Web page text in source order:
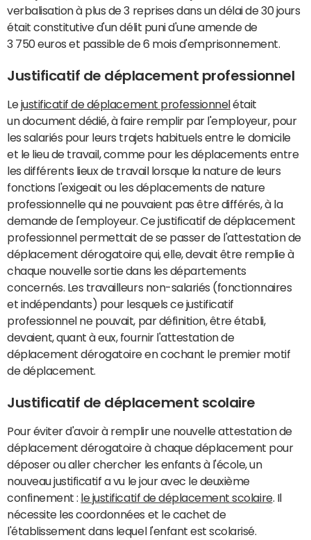
verbalisation à plus de 3 reprises dans un délai de 30 jours
était constitutive d'un délit puni d'une amende de
3 750 euros et passible de 6 mois d'emprisonnement.
Justificatif de déplacement professionnel
Lejustificatif de déplacement professionnel était
un document dédié, à faire remplir par l'employeur, pour
les salariés pour leurs trajets habituels entre le domicile
et le lieu de travail, comme pour les déplacements entre
les différents lieux de travail lorsque la nature de leurs
fonctions l'exigeait ou les déplacements de nature
professionnelle qui ne pouvaient pas être différés, à la
demande de l'employeur. Ce justificatif de déplacement
professionnel permettait de se passer de l'attestation de
déplacement dérogatoire qui, elle, devait être remplie à
chaque nouvelle sortie dans les départements
concernés. Les travailleurs non-salariés (fonctionnaires
et indépendants) pour lesquels ce justificatif
professionnel ne pouvait, par définition, être établi,
devaient, quant à eux, fournir l'attestation de
déplacement dérogatoire en cochant le premier motif
de déplacement.
Justificatif de déplacement scolaire
Pour éviter d'avoir à remplir une nouvelle attestation de
déplacement dérogatoire à chaque déplacement pour
déposer ou aller chercher les enfants à l'école, un
nouveau justificatif a vu le jour avec le deuxième
confinement : le justificatif de déplacement scolaire. Il
nécessite les coordonnées et le cachet de
l'établissement dans lequel l'enfant est scolarisé.